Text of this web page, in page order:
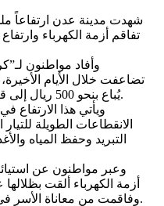
شهدت مدينة عدن ارتفاعاً
تفاقم أزمة الكهرباء
وأفاد مواطنون
تضاعفت خلال الأيام
يُباع بنحو 500 ريال إلى قرابة 1000 ريال في بعض المناطق.
ويأتي هذا الارتفاع
الانقطاعات الطويلة
التبريد وحفظ المياه
وعبر مواطنون عن
أزمة الكهرباء ألقت
وفاقمت من معاناة الأسر في ظل الظروف الاقتصادية الصعبة.